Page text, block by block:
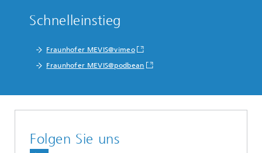
Schnelleinstieg
Fraunhofer MEVIS@vimeo
Fraunhofer MEVIS@podbean
Folgen Sie uns